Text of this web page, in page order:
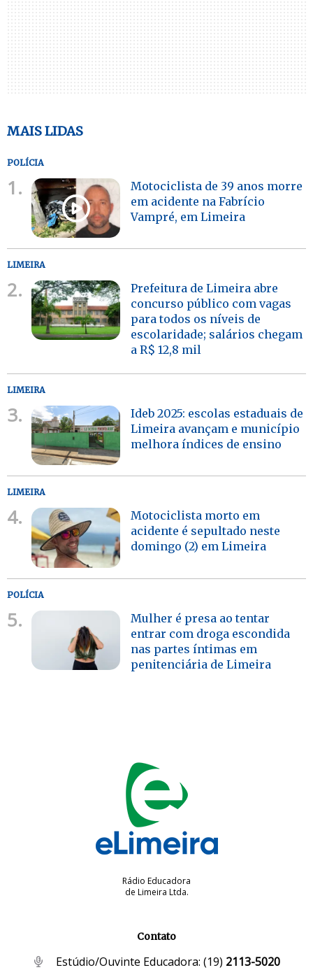
MAIS LIDAS
POLÍCIA
1.
Motociclista de 39 anos morre
em acidente na Fabrício
Vampré, em Limeira
LIMEIRA
2.
Prefeitura de Limeira abre
concurso público com vagas
para todos os níveis de
escolaridade; salários chegam
a R$ 12,8 mil
LIMEIRA
3.
Ideb 2025: escolas estaduais de
Limeira avançam e município
melhora índices de ensino
LIMEIRA
4.
Motociclista morto em
acidente é sepultado neste
domingo (2) em Limeira
POLÍCIA
5.
Mulher é presa ao tentar
entrar com droga escondida
nas partes íntimas em
penitenciária de Limeira
Rádio Educadora
de Limeira Ltda.
Contato
Estúdio/Ouvinte Educadora: (19) 2113-5020